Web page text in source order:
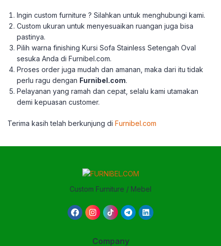
Ingin custom furniture ? Silahkan untuk menghubungi kami.
Custom ukuran untuk menyesuaikan ruangan juga bisa
pastinya.
Pilih warna finishing Kursi Sofa Stainless Setengah Oval
sesuka Anda di Furnibel.com.
Proses order juga mudah dan amanan, maka dari itu tidak
perlu ragu dengan Furnibel.com.
Pelayanan yang ramah dan cepat, selalu kami utamakan
demi kepuasan customer.
Terima kasih telah berkunjung di Furnibel.com
Custom Furniture / Mebel
Company